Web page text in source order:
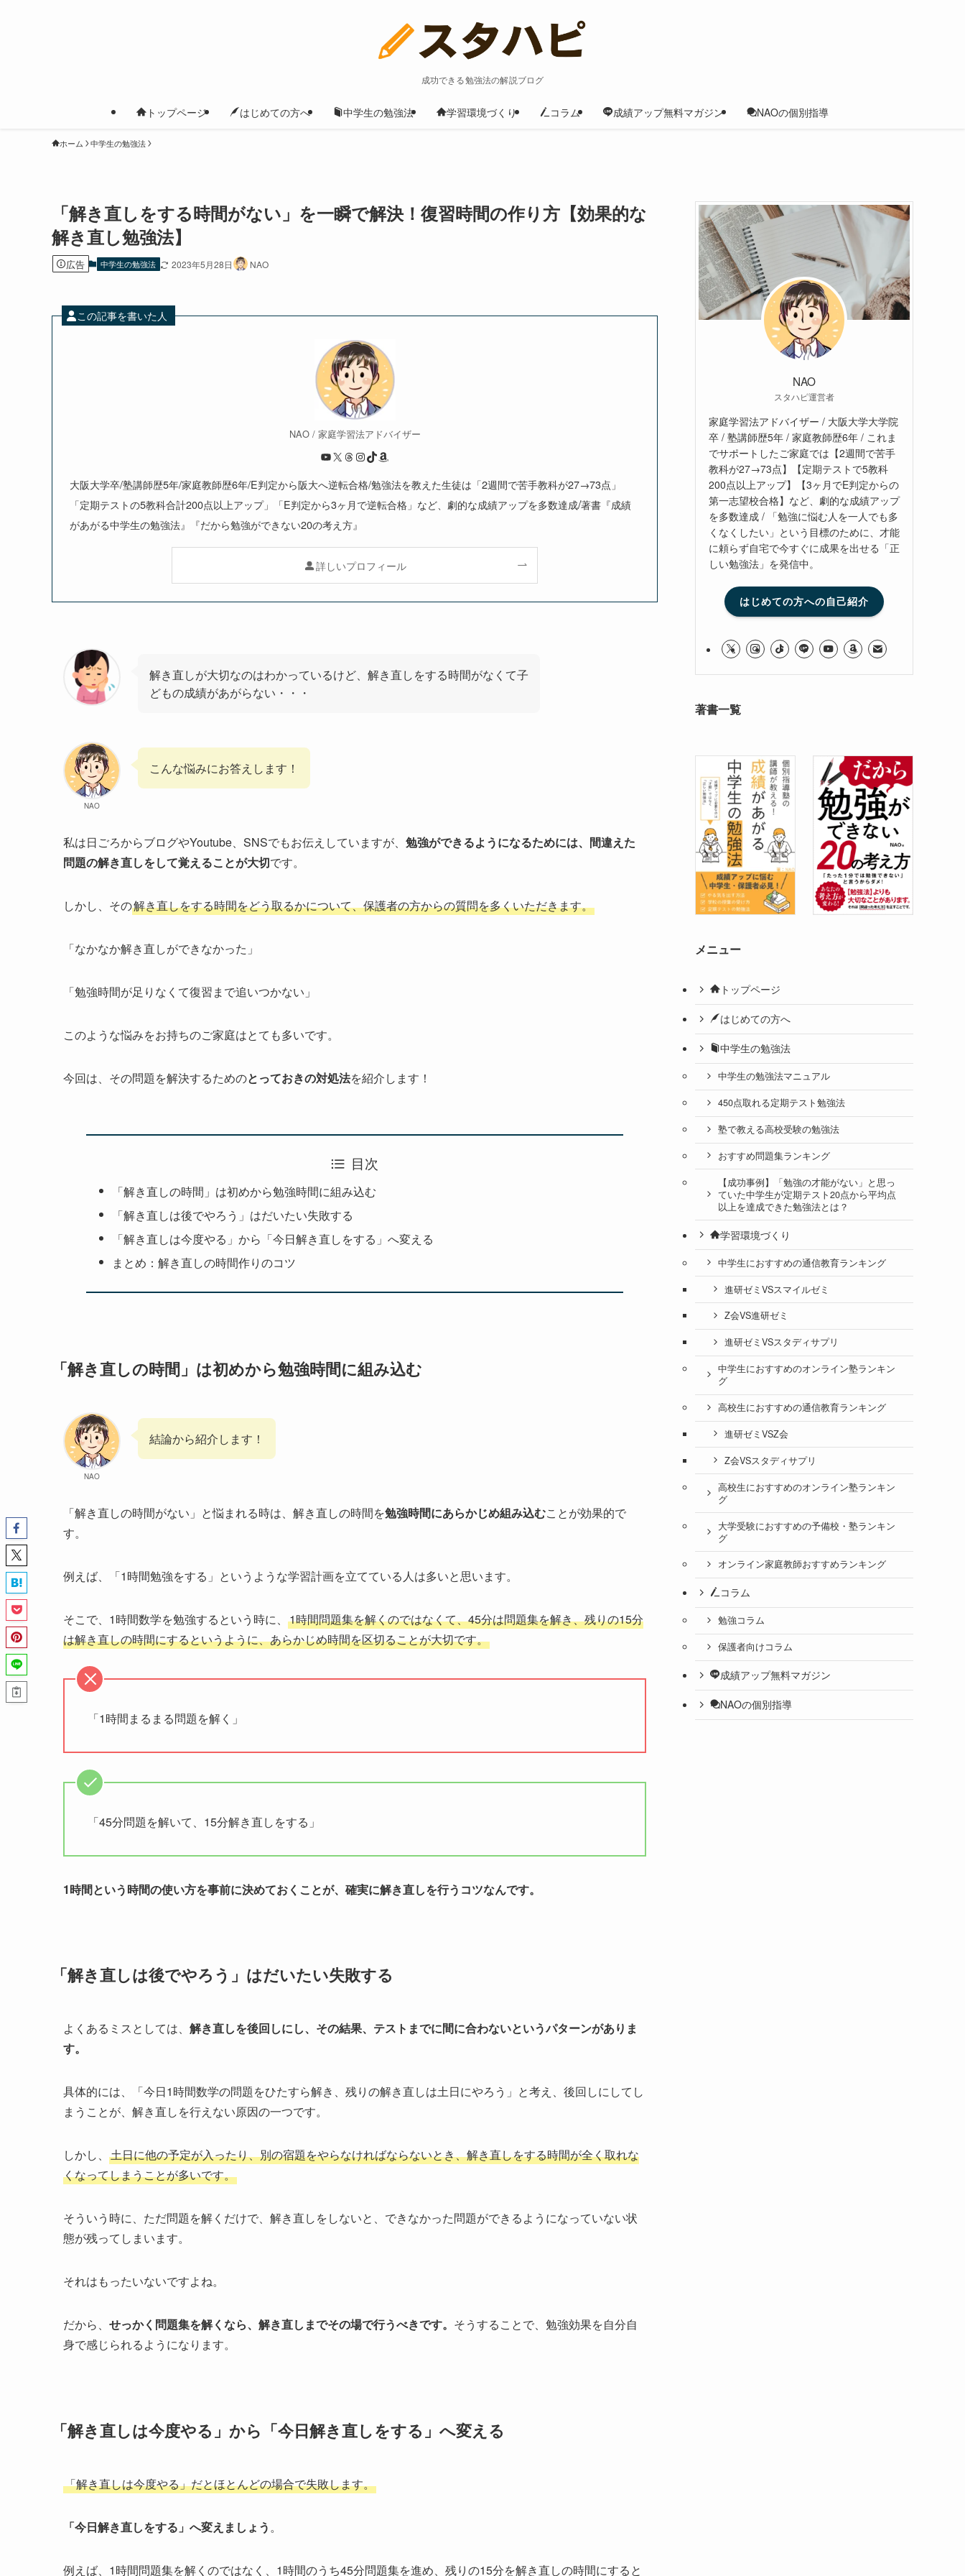
成功できる勉強法の解説ブログ
トップページ はじめての方へ 中学生の勉強法 学習環境づくり コラム 成績アップ無料マガジン NAOの個別指導
ホーム 中学生の勉強法
「解き直しをする時間がない」を一瞬で解決！復習時間の作り方【効果的な
解き直し勉強法】
広告 中学生の勉強法 2023年5月28日 NAO
この記事を書いた人
NAO / 家庭学習法アドバイザー
YouTube
X Threads
Instagram
TikTokAmazon
大阪大学卒/塾講師歴5年/家庭教師歴6年/E判定から阪大へ逆転合格/勉強法を教えた生徒は「2週間で苦手教科が27→73点」
「定期テストの5教科合計200点以上アップ」「E判定から3ヶ月で逆転合格」など、劇的な成績アップを多数達成/著書『成績
があがる中学生の勉強法』『だから勉強ができない20の考え方』
詳しいプロフィール
解き直しが大切なのはわかっているけど、解き直しをする時間がなくて子
どもの成績があがらない・・・
NAO
こんな悩みにお答えします！
私は日ごろからブログやYoutube、SNSでもお伝えしていますが、 勉強ができるようになるためには、間違えた
問題の解き直しをして覚えることが大切です。
しかし、その解き直しをする時間をどう取るかについて、保護者の方からの質問を多くいただきます。
「なかなか解き直しができなかった」
「勉強時間が足りなくて復習まで追いつかない」
このような悩みをお持ちのご家庭はとても多いです。
今回は、その問題を解決するためのとっておきの対処法を紹介します！
目次
「解き直しの時間」は初めから勉強時間に組み込む
「解き直しは後でやろう」はだいたい失敗する
「解き直しは今度やる」から「今日解き直しをする」へ変える
まとめ：解き直しの時間作りのコツ
「解き直しの時間」は初めから勉強時間に組み込む
NAO
結論から紹介します！
「解き直しの時間がない」と悩まれる時は、解き直しの時間を勉強時間にあらかじめ組み込むことが効果的で
す。
例えば、「1時間勉強をする」というような学習計画を立てている人は多いと思います。
そこで、1時間数学を勉強するという時に、 1時間問題集を解くのではなくて、45分は問題集を解き、残りの15分
は解き直しの時間にするというように、あらかじめ時間を区切ることが大切です。
「1時間まるまる問題を解く」
「45分問題を解いて、15分解き直しをする」
1時間という時間の使い方を事前に決めておくことが、確実に解き直しを行うコツなんです。
「解き直しは後でやろう」はだいたい失敗する
よくあるミスとしては、 解き直しを後回しにし、その結果、テストまでに間に合わないというパターンがありま
す。
具体的には、「今日1時間数学の問題をひたすら解き、残りの解き直しは土日にやろう」と考え、後回しにしてし
まうことが、解き直しを行えない原因の一つです。
しかし、 土日に他の予定が入ったり、別の宿題をやらなければならないとき、解き直しをする時間が全く取れな
くなってしまうことが多いです。
そういう時に、ただ問題を解くだけで、解き直しをしないと、できなかった問題ができるようになっていない状
態が残ってしまいます。
それはもったいないですよね。
だから、 せっかく問題集を解くなら、解き直しまでその場で行うべきです。 そうすることで、勉強効果を自分自
身で感じられるようになります。
「解き直しは今度やる」から「今日解き直しをする」へ変える
「解き直しは今度やる」だとほとんどの場合で失敗します。
「今日解き直しをする」へ変えましょう。
例えば、1時間問題集を解くのではなく、1時間のうち45分問題集を進め、残りの15分を解き直しの時間にすると
NAO
スタハピ運営者
家庭学習法アドバイザー / 大阪大学大学院
卒 / 塾講師歴5年 / 家庭教師歴6年 / これま
でサポートしたご家庭では【2週間で苦手
教科が27→73点】【定期テストで5教科
200点以上アップ】【3ヶ月でE判定からの
第一志望校合格】など、劇的な成績アップ
を多数達成 / 「勉強に悩む人を一人でも多
くなくしたい」という目標のために、才能
に頼らず自宅で今すぐに成果を出せる「正
しい勉強法」を発信中。
はじめての方への自己紹介
著書一覧
メニュー
トップページ
はじめての方へ
中学生の勉強法
中学生の勉強法マニュアル
450点取れる定期テスト勉強法
塾で教える高校受験の勉強法
おすすめ問題集ランキング
【成功事例】「勉強の才能がない」と思っ
ていた中学生が定期テスト20点から平均点
以上を達成できた勉強法とは？
学習環境づくり
中学生におすすめの通信教育ランキング
進研ゼミVSスマイルゼミ
Z会VS進研ゼミ
進研ゼミVSスタディサプリ
中学生におすすめのオンライン塾ランキン
グ
高校生におすすめの通信教育ランキング
進研ゼミVSZ会
Z会VSスタディサプリ
高校生におすすめのオンライン塾ランキン
グ
大学受験におすすめの予備校・塾ランキン
グ
オンライン家庭教師おすすめランキング
コラム
勉強コラム
保護者向けコラム
成績アップ無料マガジン
NAOの個別指導